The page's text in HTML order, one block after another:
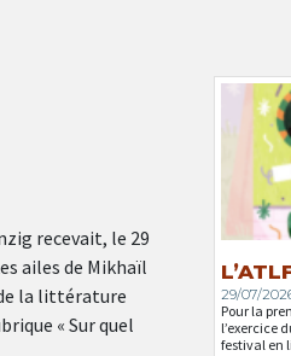
recevait, le 29
ailes de Mikhaïl
la littérature
« Sur quel
29/07/
Pour la
l’exercice
festival en